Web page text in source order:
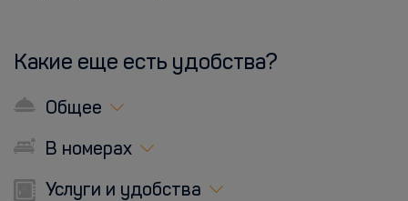
Какие еще есть удобства?
Общее
В номерах
Услуги и удобства